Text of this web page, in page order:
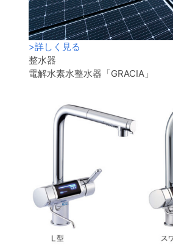
>詳しく見る
整水器
電解水素水整水器「GRACIA」